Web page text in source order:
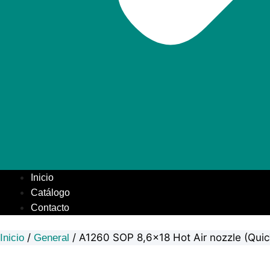
Inicio
Catálogo
Contacto
Inicio / General / A1260 SOP 8,6×18 Hot Air nozzle